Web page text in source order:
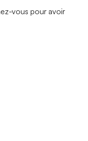
vous pour avoir